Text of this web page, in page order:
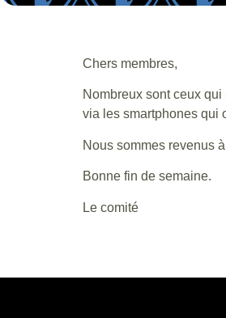
Chers membres,
Nombreux sont ceux
via les smartphones qui
Nous sommes revenus
Bonne fin de semaine.
Le comité